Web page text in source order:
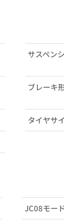
サスペン
ブレーキ
タイヤサ
JC08モー